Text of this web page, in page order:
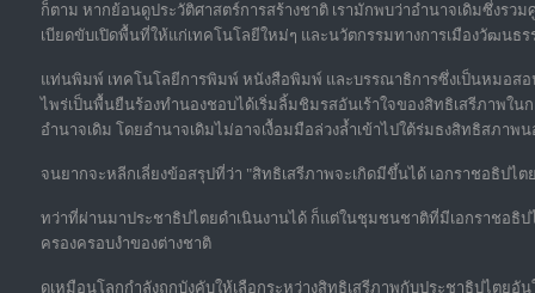
ก็ตาม หากย้อนดูประวัติศาสตร์การสร้างชาติ เรามักพบว่าอำนาจเดิมซึ่งร
เบียดขับเปิดพื้นที่ให้แก่เทคโนโลยีใหม่ๆ และนวัตกรรมทางการเมืองวัฒนธ
แท่นพิมพ์ เทคโนโลยีการพิมพ์ หนังสือพิมพ์ และบรรณาธิการซึ่งเป็นหมอสอ
ไพร่เป็นพื้นยืนร้องทำนองชอบได้เริ่มลิ้มชิมรสอันเร้าใจของสิทธิเสรีภาพใน
อำนาจเดิม โดยอำนาจเดิมไม่อาจเงื้อมมือล่วงล้ำเข้าไปใต้ร่มธงสิทธิสภา
จนยากจะหลีกเลี่ยงข้อสรุปที่ว่า "สิทธิเสรีภาพจะเกิดมีขึ้นได้ เอกราชอธิปไ
ทว่าที่ผ่านมาประชาธิปไตยดำเนินงานได้ ก็แต่ในชุมชนชาติที่มีเอกราชอธิ
ครองครอบงำของต่างชาติ
ดูเหมือนโลกกำลังถูกบังคับให้เลือกระหว่างสิทธิเสรีภาพกับประชาธิปไตยอั